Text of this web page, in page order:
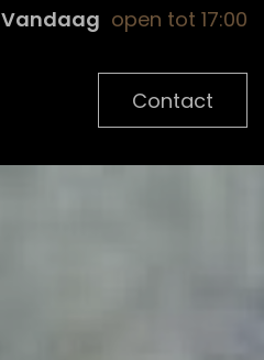
Vandaag open tot 17:00
Contact